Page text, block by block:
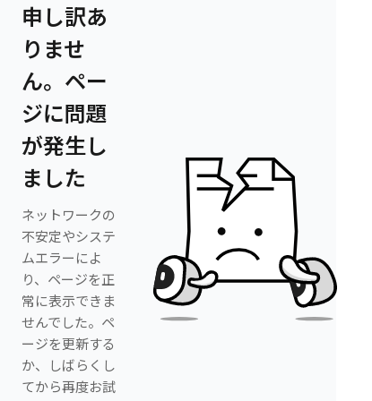
申し訳あ
りませ
ん。ペー
ジに問題
が発生し
ました
ネットワークの
不安定やシステ
ムエラーによ
り、ページを正
常に表示できま
せんでした。ペ
ージを更新する
か、しばらくし
てから再度お試